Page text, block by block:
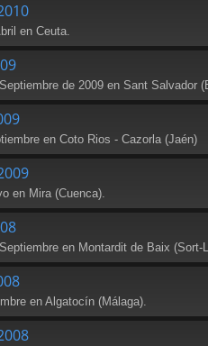
en Ceuta.
de 2009 en Sant Salvador
en Coto Rios - Cazorla (Jaén)
en Mira (Cuenca).
en Montardit de Baix (Sort-
en Algatocín (Málaga).